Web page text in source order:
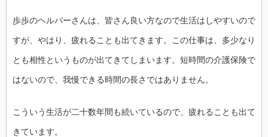
歩歩のヘルパーさんは、皆さん良い方なので生活はしやすいので
すが、やはり、疲れることも出てきます。この仕事は、多少なり
とも相性というものが出てきてしまいます。短時間の介護保険で
はないので、我慢できる時間の長さではありません。
こういう生活が二十数年間も続いているので、疲れることも出て
きています。